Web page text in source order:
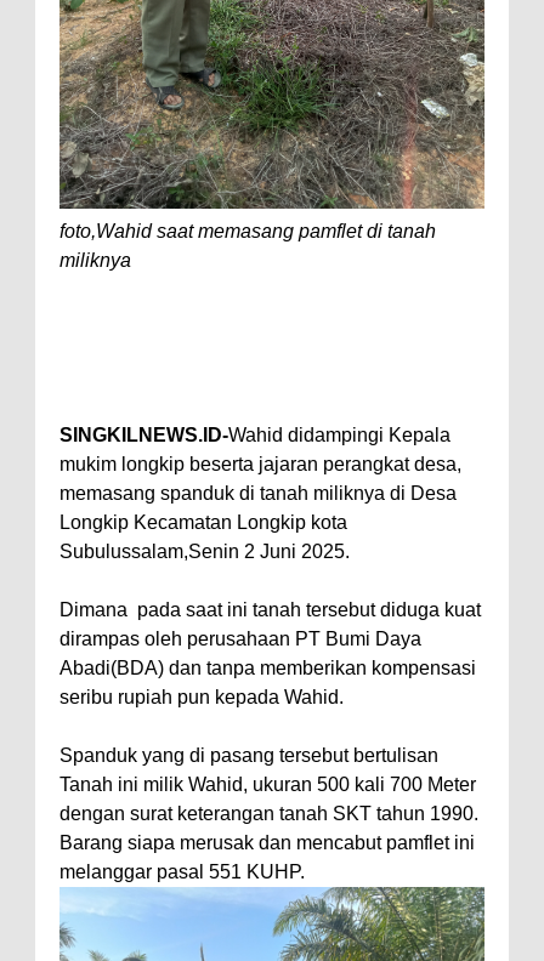
foto,Wahid saat memasang pamflet di tanah
miliknya
SINGKILNEWS.ID-Wahid didampingi Kepala
mukim longkip beserta jajaran perangkat desa,
memasang spanduk di tanah miliknya di Desa
Longkip Kecamatan Longkip kota
Subulussalam,Senin 2 Juni 2025.
Dimana pada saat ini tanah tersebut diduga kuat
dirampas oleh perusahaan PT Bumi Daya
Abadi(BDA) dan tanpa memberikan kompensasi
seribu rupiah pun kepada Wahid.
Spanduk yang di pasang tersebut bertulisan
Tanah ini milik Wahid, ukuran 500 kali 700 Meter
dengan surat keterangan tanah SKT tahun 1990.
Barang siapa merusak dan mencabut pamflet ini
melanggar pasal 551 KUHP.